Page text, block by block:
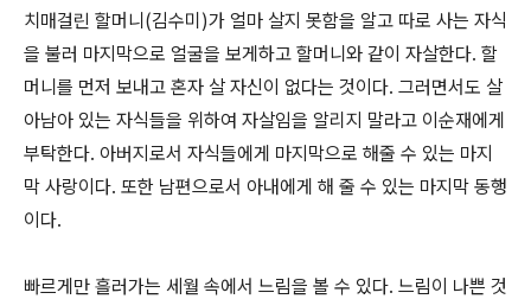
치매걸린 할머니(김수미)가 얼마 살지 못함을 알고 따로 사는 자식
을 불러 마지막으로 얼굴을 보게하고 할머니와 같이 자살한다. 할
머니를 먼저 보내고 혼자 살 자신이 없다는 것이다. 그러면서도 살
아남아 있는 자식들을 위하여 자살임을 알리지 말라고 이순재에게
부탁한다. 아버지로서 자식들에게 마지막으로 해줄 수 있는 마지
막 사랑이다. 또한 남편으로서 아내에게 해 줄 수 있는 마지막 동행
이다.
빠르게만 흘러가는 세월 속에서 느림을 볼 수 있다. 느림이 나쁜 것